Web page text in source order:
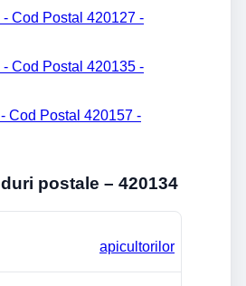
Cod Postal 420127 -
Cod Postal 420135 -
Cod Postal 420157 -
postale – 420134
apicultorilor